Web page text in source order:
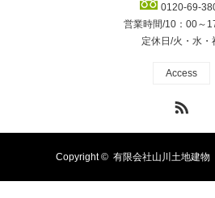
0120-69-
営業時間/10：00～
定休日/火・水・
Access
Copyright © 有限会社山川土地建物